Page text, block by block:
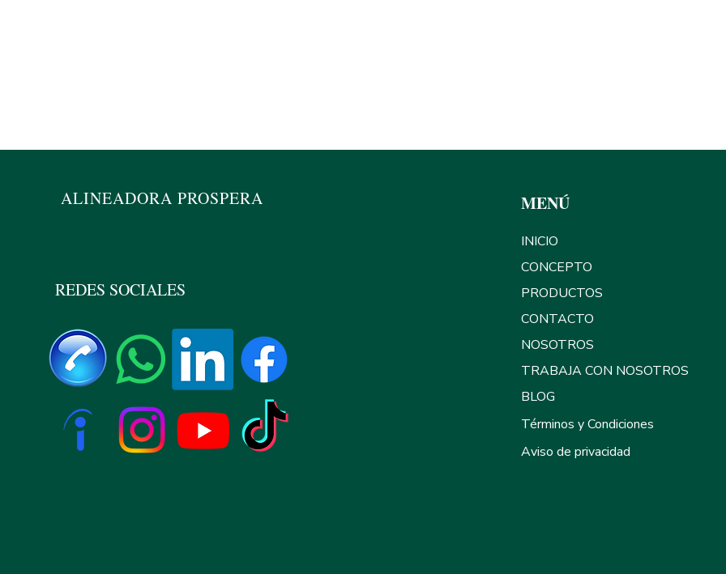
ALINEADORA PROSPERA
REDES SOCIALES
MENÚ
INICIO
CONCEPTO
PRODUCTOS
CONTACTO
NOSOTROS
TRABAJA CON NOSOTROS
BLOG
Términos y Condiciones
Aviso de privacidad